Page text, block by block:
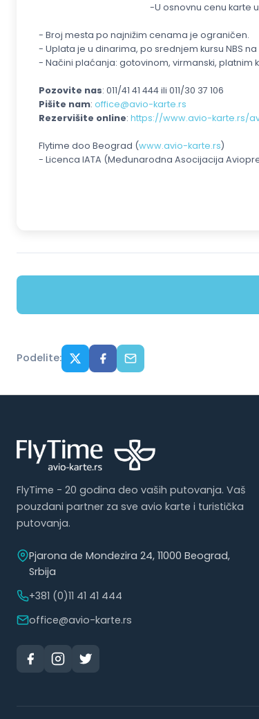
-U osnovnu cenu karte
- Broj mesta po najnižim cenama je ograničen.
- Uplata je u dinarima, po srednjem kursu NBS
- Načini plaćanja: gotovinom, virmanski, platnim
Pozovite nas: 011/41 41 444 ili 011/30 37 106
Pišite nam: office@avio-karte.rs
Rezervišite online: https://www.avio-karte.rs/
Flytime doo Beograd (www.avio-karte.rs)
- Licenca IATA (Međunarodna Asocijacija
Podelite:
FlyTime - 20 godina deo vaših putovanja. Vaš
pouzdani partner za sve avio karte i turistička
putovanja.
Pjarona de Mondezira 24, 11000 Beograd,
Srbija
+381 (0)11 41 41 444
office@avio-karte.rs